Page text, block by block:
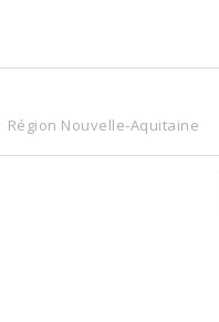
Région Nouvelle-Aquitaine